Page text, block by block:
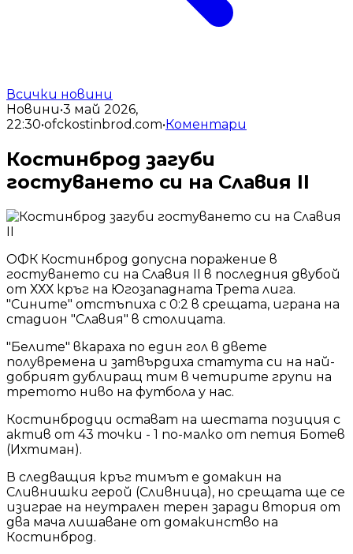
Всички новини
Новини•3 май 2026,
22:30•ofckostinbrod.com•Коментари
Костинброд загуби
гостуването си на Славия II
ОФК Костинброд допусна поражение в
гостуването си на Славия II в последния двубой
от ХХХ кръг на Югозападната Трета лига.
"Сините" отстъпиха с 0:2 в срещата, играна на
стадион "Славия" в столицата.
"Белите" вкараха по един гол в двете
полувремена и затвърдиха статута си на най-
добрият дублиращ тим в четирите групи на
третото ниво на футбола у нас.
Костинбродци остават на шестата позиция с
актив от 43 точки - 1 по-малко от петия Ботев
(Ихтиман).
В следващия кръг тимът е домакин на
Сливнишки герой (Сливница), но срещата ще се
изиграе на неутрален терен заради втория от
два мача лишаване от домакинство на
Костинброд.